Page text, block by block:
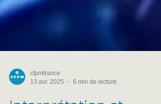
13 avr. 2025
6 min de lecture